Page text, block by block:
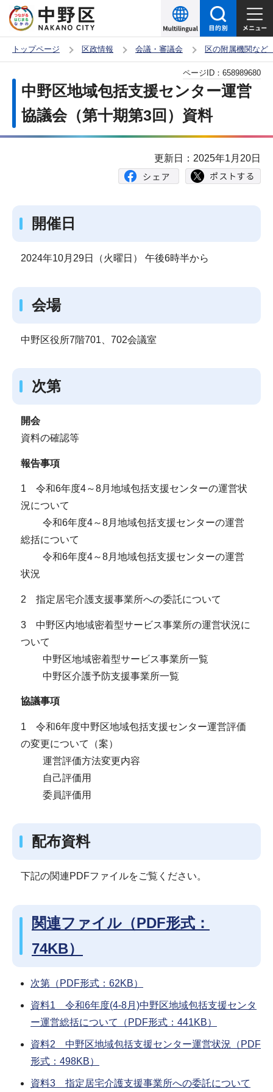
の
ー
トップページ 区政情報 会議・審議会 区の附属機関など
か
中野区地域包括支援センター運営
協議会（第十期第3回）資料
ページID： 658989680
更新日：2025年1月20日
開催日
2024年10月29日（火曜日） 午後6時半から
会場
中野区役所7階701、702会議室
次第
開会
資料の確認等
報告事項
1 令和6年度4～8月地域包括支援センターの運営状
況について
令和6年度4～8月地域包括支援センターの運営
総括について
令和6年度4～8月地域包括支援センターの運営
状況
2 指定居宅介護支援事業所への委託について
3 中野区内地域密着型サービス事業所の運営状況に
ついて
中野区地域密着型サービス事業所一覧
中野区介護予防支援事業所一覧
協議事項
1 令和6年度中野区地域包括支援センター運営評価
の変更について（案）
運営評価方法変更内容
自己評価用
委員評価用
配布資料
下記の関連PDFファイルをご覧ください。
関連ファイル（PDF形式：
74KB）
次第（PDF形式：62KB）
資料1 令和6年度(4-8月)中野区地域包括支援センタ
ー運営総括について（PDF形式：441KB）
資料2 中野区地域包括支援センター運営状況（PDF
形式：498KB）
資料3 指定居宅介護支援事業所への委託について